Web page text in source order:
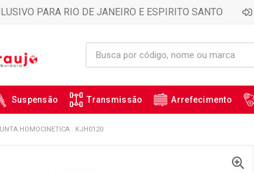
PARA RIO DE JANEIRO E ESPIRITO SANTO
Suspensão Transmissão Arrefecimento
HOMOCINETICA : KJH0120